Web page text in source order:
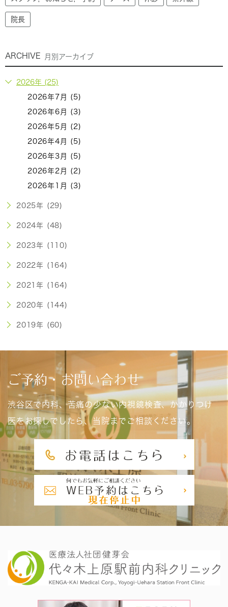
院長
ARCHIVE 月別アーカイブ
2026年 (25)
2026年7月 (5)
2026年6月 (3)
2026年5月 (2)
2026年4月 (5)
2026年3月 (5)
2026年2月 (2)
2026年1月 (3)
2025年 (29)
2024年 (48)
2023年 (110)
2022年 (164)
2021年 (164)
2020年 (144)
2019年 (60)
ご予約・お問い合わせ
渋谷区で内科、苦痛の少ない内視鏡検査、かかりつけ
医をお探しでしたら、当院までご相談ください。